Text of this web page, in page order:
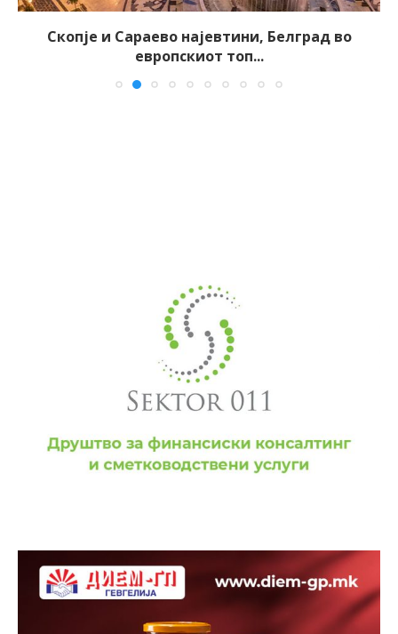
Скопје и Сараево најевтини, Белград во
европскиот топ...